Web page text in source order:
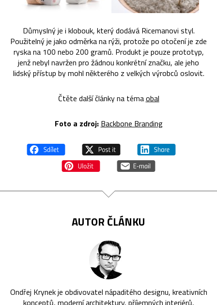
Důmyslný je i klobouk, který dodává Ricemanovi styl.
Použitelný je jako odměrka na rýži, protože po otočení je zde
ryska na 100 nebo 200 gramů. Produkt je pouze prototyp,
jenž nebyl navržen pro žádnou konkrétní značku, ale jeho
lidský přístup by mohl některého z velkých výrobců oslovit.
Čtěte další články na témaobal
Foto a zdroj: Backbone Branding
AUTOR ČLÁNKU
Ondřej Krynek je obdivovatel nápaditého designu, kreativních